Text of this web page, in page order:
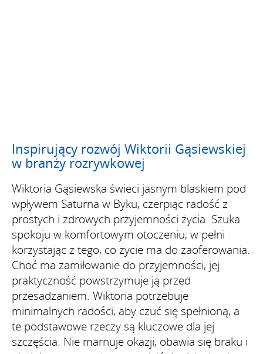
Inspirujący rozwój Wiktorii Gąsiewskiej
w branży rozrywkowej
Wiktoria Gąsiewska świeci jasnym blaskiem pod
wpływem Saturna w Byku, czerpiąc radość z
prostych i zdrowych przyjemności życia. Szuka
spokoju w komfortowym otoczeniu, w pełni
korzystając z tego, co życie ma do zaoferowania.
Choć ma zamiłowanie do przyjemności, jej
praktyczność powstrzymuje ją przed
przesadzaniem. Wiktoria potrzebuje
minimalnych radości, aby czuć się spełnioną, a
te podstawowe rzeczy są kluczowe dla jej
szczęścia. Nie marnuje okazji, obawia się braku i